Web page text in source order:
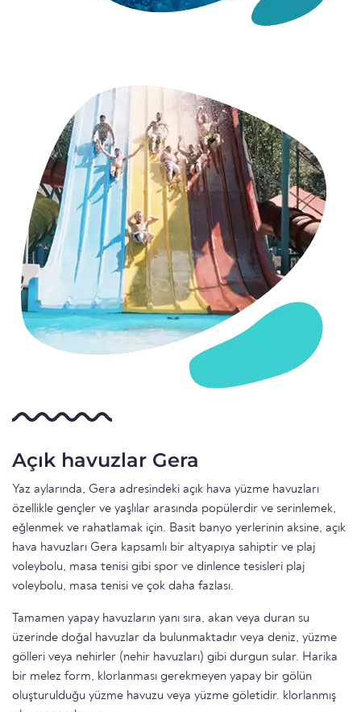
Açık havuzlar Gera
Yaz aylarında, Gera adresindeki açık hava yüzme havuzları
özellikle gençler ve yaşlılar arasında popülerdir ve serinlemek,
eğlenmek ve rahatlamak için. Basit banyo yerlerinin aksine, açık
hava havuzları Gera kapsamlı bir altyapıya sahiptir ve plaj
voleybolu, masa tenisi gibi spor ve dinlence tesisleri plaj
voleybolu, masa tenisi ve çok daha fazlası.
Tamamen yapay havuzların yanı sıra, akan veya duran su
üzerinde doğal havuzlar da bulunmaktadır veya deniz, yüzme
gölleri veya nehirler (nehir havuzları) gibi durgun sular. Harika
bir melez form, klorlanması gerekmeyen yapay bir gölün
oluşturulduğu yüzme havuzu veya yüzme göletidir. klorlanmış